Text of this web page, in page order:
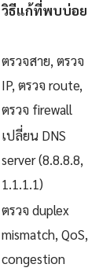
วิธีแก้ที่พบบ่อย
ตรวจสาย, ตรวจ
IP, ตรวจ route,
ตรวจ firewall
เปลี่ยน DNS
server (8.8.8.8,
1.1.1.1)
ตรวจ duplex
mismatch, QoS,
congestion